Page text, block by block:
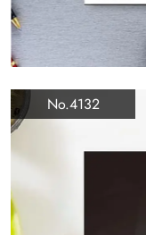
No.4132